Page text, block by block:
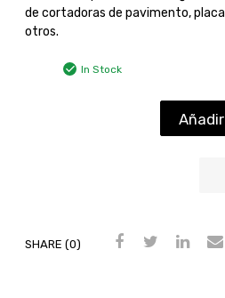
de cortadoras de pavimento,
otros.
In Stock
SHARE (0)